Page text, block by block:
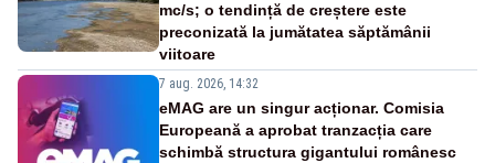
mc/s; o tendință de creștere este
preconizată la jumătatea săptămânii
viitoare
7 aug. 2026, 14:32
eMAG are un singur acționar. Comisia
Europeană a aprobat tranzacția care
schimbă structura gigantului românesc